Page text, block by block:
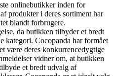
onlinebutikker inden for
produkter i deres sortiment har
blandt forbrugere.
da butikken tilbyder et bredt
kategori. Cocopanda har formået
være deres konkurrencedygtige
vidner om, at butikken
et bredt udvalg af